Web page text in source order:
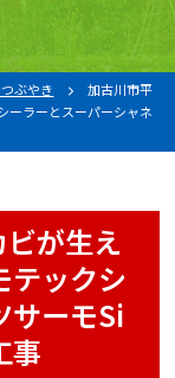
ぶやき
加古川市平
ーラーとスーパーシャネ
が生え
テックシ
サーモSi
事